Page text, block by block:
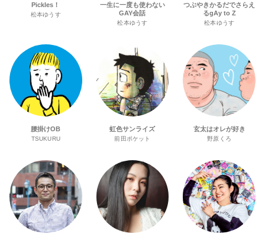
Pickles！
松本ゆうす
一生に一度も使わない
GAY会話
松本ゆうす
つぶやきかるだでさらえ
るgAy to Z
松本ゆうす
腰掛けOB
TSUKURU
虹色サンライズ
前田ポケット
玄太はオレが好き
野原くろ